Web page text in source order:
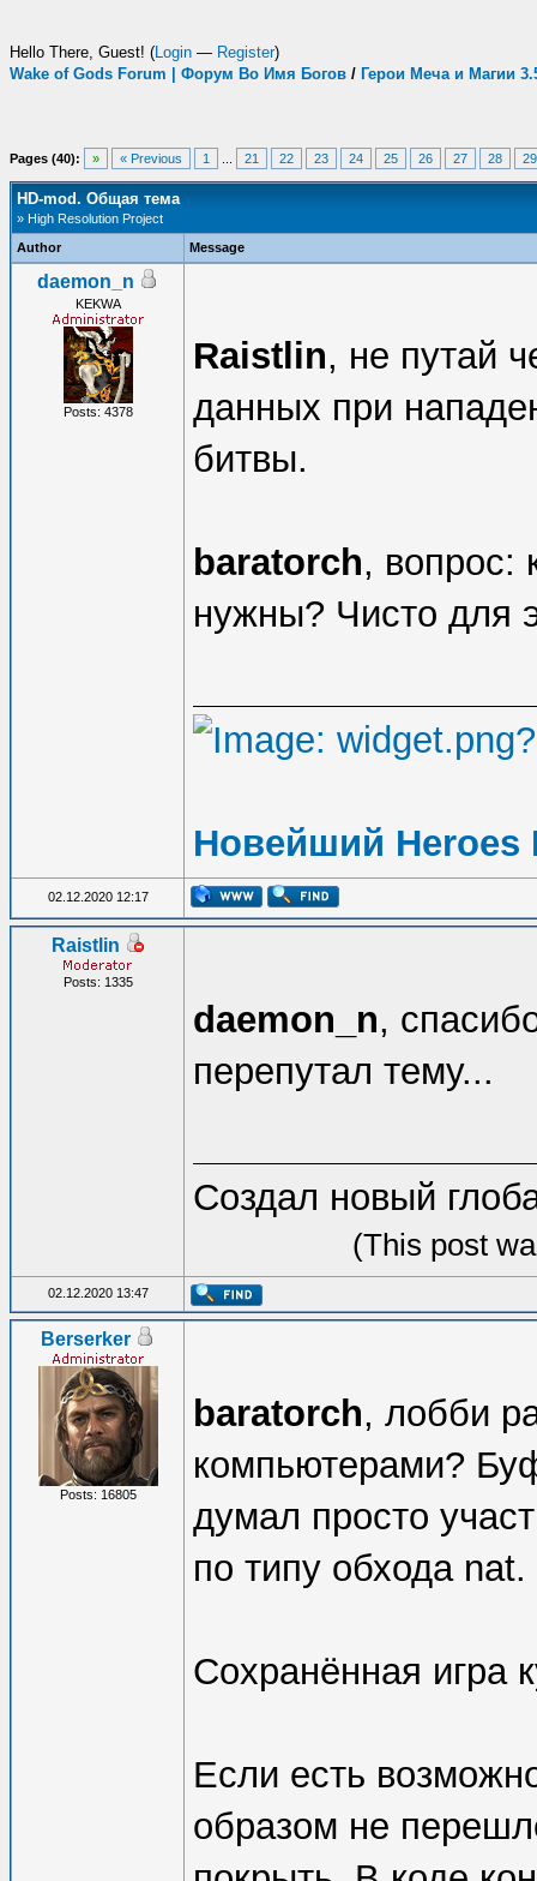
Hello There, Guest! (Login — Register)
Wake of Gods Forum | Форум Во Имя Богов / Герои Меча и Магии
Pages (40): » « Previous 1 21 22 23 24 25 26 27 28 29
HD-mod. Общая тема
» High Resolution Project
Author
Message
daemon_n
KEKWA
Posts: 4378
Raistlin, не путай
данных при
битвы.
baratorch, вопрос:
нужны? Чисто для
Новейший Heroes
02.12.2020 12:17
Raistlin
Posts: 1335
daemon_n,
перепутал тему...
Создал новый
(This post
02.12.2020 13:47
Berserker
Posts: 16805
baratorch, лобби
компьютерами?
думал просто
по типу обхода nat.
Сохранённая игра
Если есть
образом не